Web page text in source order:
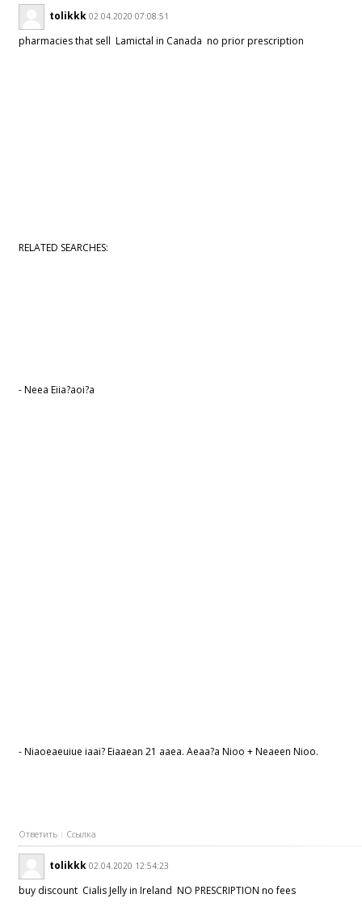
tolikkk 02.04.2020 07:08:51
pharmacies that sell Lamictal in Canada no prior prescription
RELATED SEARCHES:
- Neea Eiia?aoi?a
- Niaoeaeuiue iaai? Eiaaean 21 aaea. Aeaa?a Nioo + Neaeen Nioo.
Ответить Ссылка
tolikkk 02.04.2020 12:54:23
buy discount Cialis Jelly in Ireland NO PRESCRIPTION no fees